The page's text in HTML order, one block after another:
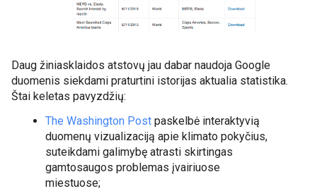
Daug žiniasklaidos atstovų jau dabar naudoja Google
duomenis siekdami praturtini istorijas aktualia statistika.
Štai keletas pavyzdžių:
The Washington Post paskelbė interaktyvią
duomenų vizualizaciją apie klimato pokyčius,
suteikdami galimybę atrasti skirtingas
gamtosaugos problemas įvairiuose
miestuose;